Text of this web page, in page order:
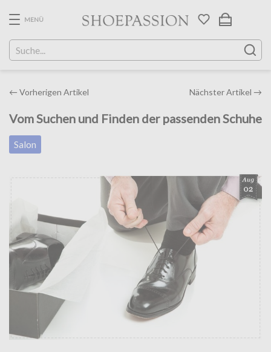
content
MENÜ
Post
← Vorherigen Artikel Nächster Artikel →
Vom Suchen und Finden der passenden Schuhe
Salon